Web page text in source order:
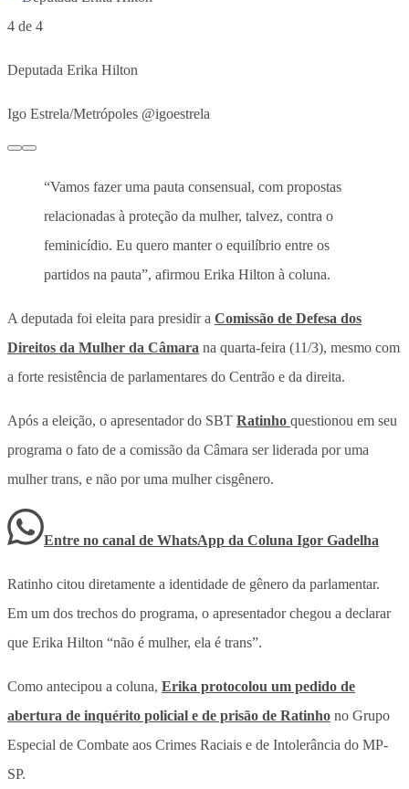
4 de 4
Deputada Erika Hilton
Igo Estrela/Metrópoles @igoestrela
“Vamos fazer uma pauta consensual, com propostas
relacionadas à proteção da mulher, talvez, contra o
feminicídio. Eu quero manter o equilíbrio entre os
partidos na pauta”, afirmou Erika Hilton à coluna.
A deputada foi eleita para presidir a Comissão de Defesa dos
Direitos da Mulher da Câmara na quarta-feira (11/3), mesmo com
a forte resistência de parlamentares do Centrão e da direita.
Após a eleição, o apresentador do SBT Ratinho questionou em seu
programa o fato de a comissão da Câmara ser liderada por uma
mulher trans, e não por uma mulher cisgênero.
Entre no canal de WhatsApp da Coluna Igor Gadelha
Ratinho citou diretamente a identidade de gênero da parlamentar.
Em um dos trechos do programa, o apresentador chegou a declarar
que Erika Hilton “não é mulher, ela é trans”.
Como antecipou a coluna, Erika protocolou um pedido de
abertura de inquérito policial e de prisão de Ratinho no Grupo
Especial de Combate aos Crimes Raciais e de Intolerância do MP-
SP.